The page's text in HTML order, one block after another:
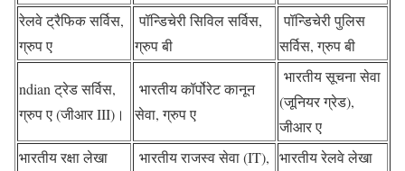
रेलवे ट्रैफिक सर्विस,
ग्रुप ए
पॉन्डिचेरी सिविल सर्विस,
ग्रुप बी
पॉन्डिचेरी पुलिस
सर्विस, ग्रुप बी
ndian ट्रेड सर्विस,
ग्रुप ए (जीआर III)।
भारतीय कॉर्पोरेट कानून
सेवा, ग्रुप ए
भारतीय सूचना सेवा
(जूनियर ग्रेड),
जीआर ए
भारतीय रक्षा लेखा
भारतीय राजस्व सेवा (IT), भारतीय रेलवे लेखा